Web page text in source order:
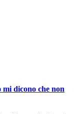
dicono che non